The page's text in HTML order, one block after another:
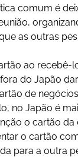
comum é
as outras
ao recebê-
do Japão
de
no Japão é
o cartão da
o cartão
para a outra